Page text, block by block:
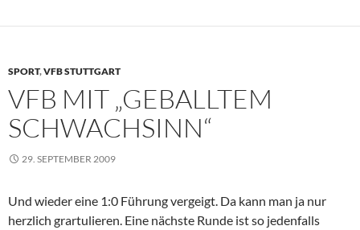
SPORT,VFB STUTTGART
VFB MIT „GEBALLTEM
SCHWACHSINN“
29. SEPTEMBER 2009
Und wieder eine 1:0 Führung vergeigt. Da kann man ja nur
herzlich grartulieren. Eine nächste Runde ist so jedenfalls